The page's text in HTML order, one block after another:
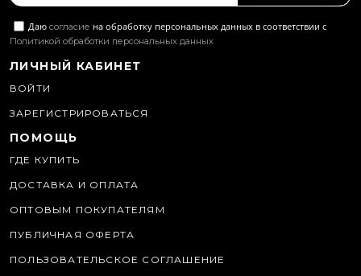
Даю согласие на обработку персональных данных в соответствии с
Политикой обработки персональных данных
ЛИЧНЫЙ КАБИНЕТ
ВОЙТИ
ЗАРЕГИСТРИРОВАТЬСЯ
ПОМОЩЬ
ГДЕ КУПИТЬ
ДОСТАВКА И ОПЛАТА
ОПТОВЫМ ПОКУПАТЕЛЯМ
ПУБЛИЧНАЯ ОФЕРТА
ПОЛЬЗОВАТЕЛЬСКОЕ СОГЛАШЕНИЕ